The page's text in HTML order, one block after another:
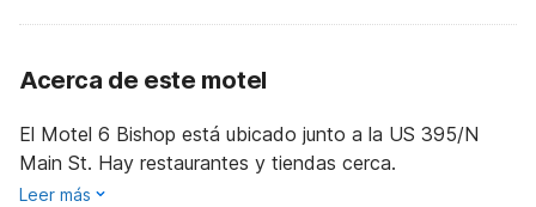
Acerca de este motel
El Motel 6 Bishop está ubicado junto a la US 395/N
Main St. Hay restaurantes y tiendas cerca.
Leer más